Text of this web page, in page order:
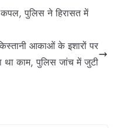
पुलिस ने हिरासत में
आकाओं के इशारों पर
था काम, पुलिस जांच में जुटी